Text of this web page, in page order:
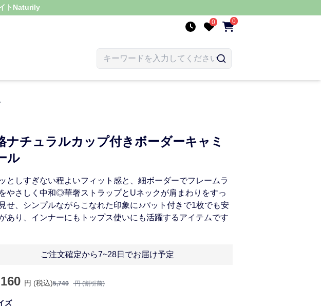
ト Naturily
0 0
ナチュラルカップ付きボーダーキャミ
ル
としすぎない程よいフィット感と、細ボーダーでフレームラ
やさしく中和◎華奢ストラップとUネックが肩まわりをすっ
せ、シンプルながらこなれた印象に♪パット付きで1枚でも安
あり、インナーにもトップス使いにも活躍するアイテムです
ご注文確定から7~28日でお届け予定
円 (税込)5,740 円 (割引前)
ズ